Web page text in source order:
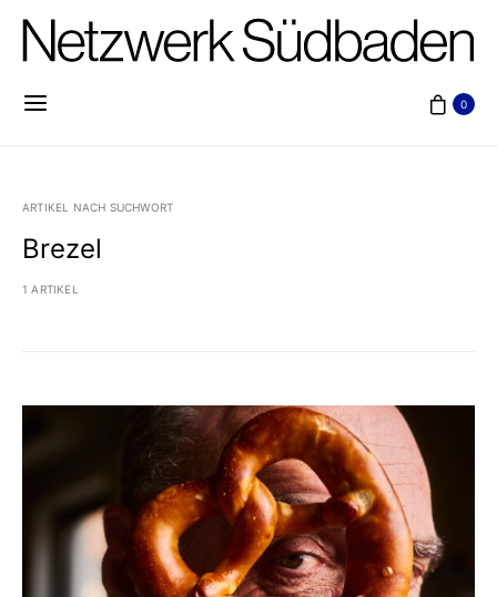
0
ARTIKEL NACH SUCHWORT
Brezel
1 ARTIKEL